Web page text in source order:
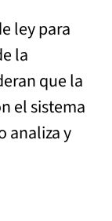
ley para
la
que la
el sistema
analiza y